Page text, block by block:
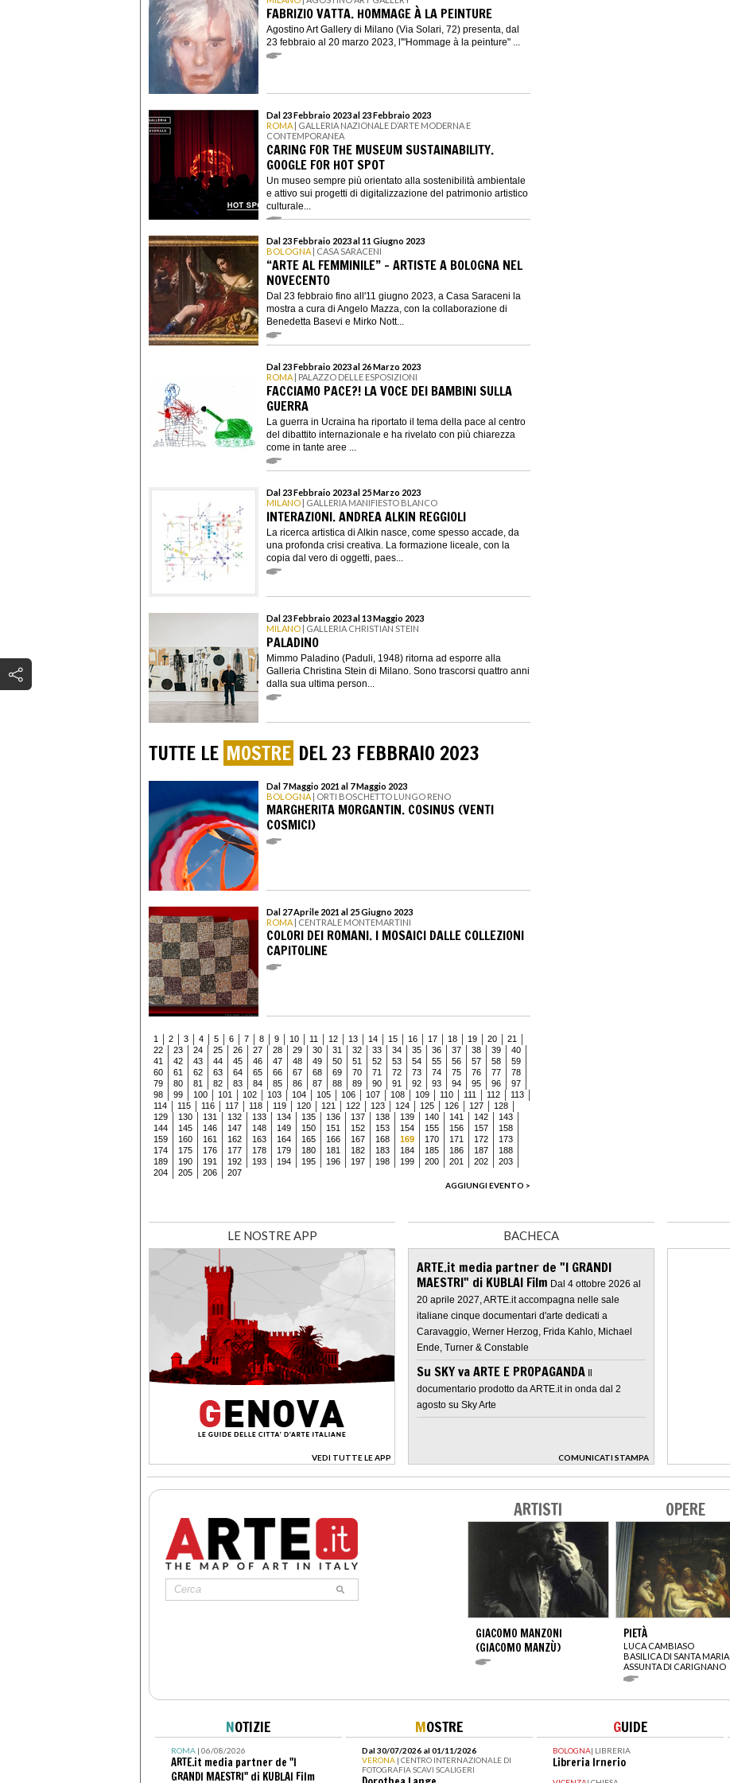
FABRIZIO VATTA. HOMMAGE À LA PEINTURE
Agostino Art Gallery di Milano (Via Solari, 72) presenta, dal
23 febbraio al 20 marzo 2023, l'"Hommage à la peinture" ...
Dal 23 Febbraio 2023 al 23 Febbraio 2023
ROMA | GALLERIA NAZIONALE D’ARTE MODERNA E
CONTEMPORANEA
CARING FOR THE MUSEUM SUSTAINABILITY.
GOOGLE FOR HOT SPOT
Un museo sempre più orientato alla sostenibilità ambientale
e attivo sui progetti di digitalizzazione del patrimonio artistico
culturale...
Dal 23 Febbraio 2023 al 11 Giugno 2023
BOLOGNA | CASA SARACENI
“ARTE AL FEMMINILE” - ARTISTE A BOLOGNA NEL
NOVECENTO
Dal 23 febbraio fino all'11 giugno 2023, a Casa Saraceni la
mostra a cura di Angelo Mazza, con la collaborazione di
Benedetta Basevi e Mirko Nott...
Dal 23 Febbraio 2023 al 26 Marzo 2023
ROMA | PALAZZO DELLE ESPOSIZIONI
FACCIAMO PACE?! LA VOCE DEI BAMBINI SULLA
GUERRA
La guerra in Ucraina ha riportato il tema della pace al centro
del dibattito internazionale e ha rivelato con più chiarezza
come in tante aree ...
Dal 23 Febbraio 2023 al 25 Marzo 2023
MILANO | GALLERIA MANIFIESTO BLANCO
INTERAZIONI. ANDREA ALKIN REGGIOLI
La ricerca artistica di Alkin nasce, come spesso accade, da
una profonda crisi creativa. La formazione liceale, con la
copia dal vero di oggetti, paes...
Dal 23 Febbraio 2023 al 13 Maggio 2023
MILANO | GALLERIA CHRISTIAN STEIN
PALADINO
Mimmo Paladino (Paduli, 1948) ritorna ad esporre alla
Galleria Christina Stein di Milano. Sono trascorsi quattro anni
dalla sua ultima person...
TUTTE LE MOSTRE DEL 23 FEBBRAIO 2023
Dal 7 Maggio 2021 al 7 Maggio 2023
BOLOGNA | ORTI BOSCHETTO LUNGO RENO
MARGHERITA MORGANTIN. COSINUS (VENTI
COSMICI)
Dal 27 Aprile 2021 al 25 Giugno 2023
ROMA | CENTRALE MONTEMARTINI
COLORI DEI ROMANI. I MOSAICI DALLE COLLEZIONI
CAPITOLINE
1 2 3 4 5 6 7 8 9 10 11 12 13 14 15 16 17 18 19 20
21
22
23 24 25 26 27 28 29 30 31 32 33 34 35 36 37 38 39
40
41
42 43 44 45 46 47 48 49 50 51 52 53 54 55 56 57 58
59
60
61 62 63 64 65 66 67 68 69 70 71 72 73 74 75 76 77
78
79
80 81 82 83 84 85 86 87 88 89 90 91 92 93 94 95 96
97
98
99 100 101 102 103 104 105 106 107 108 109 110 111 112
113
114
115 116 117 118 119 120 121 122 123 124 125 126 127
128
129
130 131 132 133 134 135 136 137 138 139 140 141 142
143
144
145 146 147 148 149 150 151 152 153 154 155 156 157
158
159
160 161 162 163 164 165 166 167 168 169 170 171 172
173
174
175 176 177 178 179 180 181 182 183 184 185 186 187
188
189
190 191 192 193 194 195 196 197 198 199 200 201 202
203
204
205 206
207
AGGIUNGI EVENTO >
LE NOSTRE APP
VEDI TUTTE LE APP
>
BACHECA
ARTE.it media partner de "I GRANDI
MAESTRI" di KUBLAI Film Dal 4 ottobre 2026 al
20 aprile 2027, ARTE.it accompagna nelle sale
italiane cinque documentari d'arte dedicati a
Caravaggio, Werner Herzog, Frida Kahlo, Michael
Ende, Turner & Constable
Su SKY va ARTE E PROPAGANDA Il
documentario prodotto da ARTE.it in onda dal 2
agosto su Sky Arte
COMUNICATI STAMPA
>
ARTISTI
GIACOMO MANZONI
(GIACOMO MANZÙ)
OPERE
PIETÀ
LUCA CAMBIASO
BASILICA DI SANTA MARIA
ASSUNTA DI CARIGNANO
NOTIZIE
ROMA| 06/08/2026
ARTE.it media partner de "I
GRANDI MAESTRI" di KUBLAI Film
MOSTRE
Dal 30/07/2026 al 01/11/2026
VERONA | CENTRO INTERNAZIONALE DI
FOTOGRAFIA SCAVI SCALIGERI
GUIDE
BOLOGNA| LIBRERIA
Libreria Irnerio